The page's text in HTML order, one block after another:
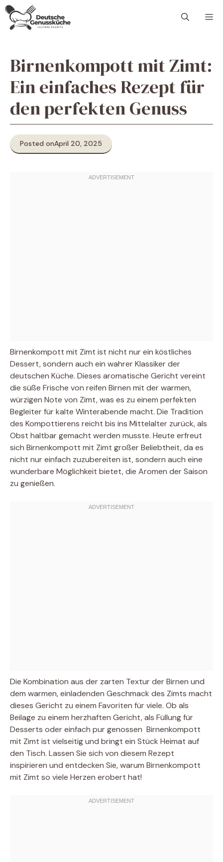
Skip
content
Birnenkompott mit Zimt:
Ein einfaches Rezept für
den perfekten Genuss
Posted onApril 20, 2025
Birnenkompott mit Zimt ist nicht nur ein köstliches
Dessert, sondern auch ein wahrer Klassiker der
deutschen Küche. Dieses aromatische Gericht vereint
die süße Frische von reifen Birnen mit der warmen,
würzigen Note von Zimt, was es zu einem perfekten
Begleiter für kalte Winterabende macht. Die Tradition
des Kompottierens reicht bis ins Mittelalter zurück, als
Obst haltbar gemacht werden musste. Heute erfreut
sich Birnenkompott mit Zimt großer Beliebtheit, da es
nicht nur einfach zuzubereiten ist, sondern auch eine
wunderbare Möglichkeit bietet, die Aromen der Saison
zu genießen.
Die Kombination aus der zarten Textur der Birnen und
dem warmen, einladenden Geschmack des Zimts macht
dieses Gericht zu einem Favoriten für viele. Ob als
Beilage zu einem herzhaften Gericht, als Füllung für
Desserts oder einfach pur genossen  Birnenkompott
mit Zimt ist vielseitig und bringt ein Stück Heimat auf
den Tisch. Lassen Sie sich von diesem Rezept
inspirieren und entdecken Sie, warum Birnenkompott
mit Zimt so viele Herzen erobert hat!